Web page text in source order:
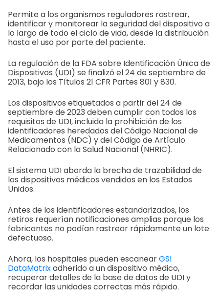
Permite a los organismos reguladores rastrear,
identificar y monitorear la seguridad del dispositivo a
lo largo de todo el ciclo de vida, desde la distribución
hasta el uso por parte del paciente.
La regulación de la FDA sobre Identificación Única de
Dispositivos (UDI) se finalizó el 24 de septiembre de
2013, bajo los Títulos 21 CFR Partes 801 y 830.
Los dispositivos etiquetados a partir del 24 de
septiembre de 2023 deben cumplir con todos los
requisitos de UDI, incluida la prohibición de los
identificadores heredados del Código Nacional de
Medicamentos (NDC) y del Código de Artículo
Relacionado con la Salud Nacional (NHRIC).
El sistema UDI aborda la brecha de trazabilidad de
los dispositivos médicos vendidos en los Estados
Unidos.
Antes de los identificadores estandarizados, los
retiros requerían notificaciones amplias porque los
fabricantes no podían rastrear rápidamente un lote
defectuoso.
Ahora, los hospitales pueden escanearGS1
DataMatrixadherido a un dispositivo médico,
recuperar detalles de la base de datos de UDI y
recordar las unidades correctas más rápido.